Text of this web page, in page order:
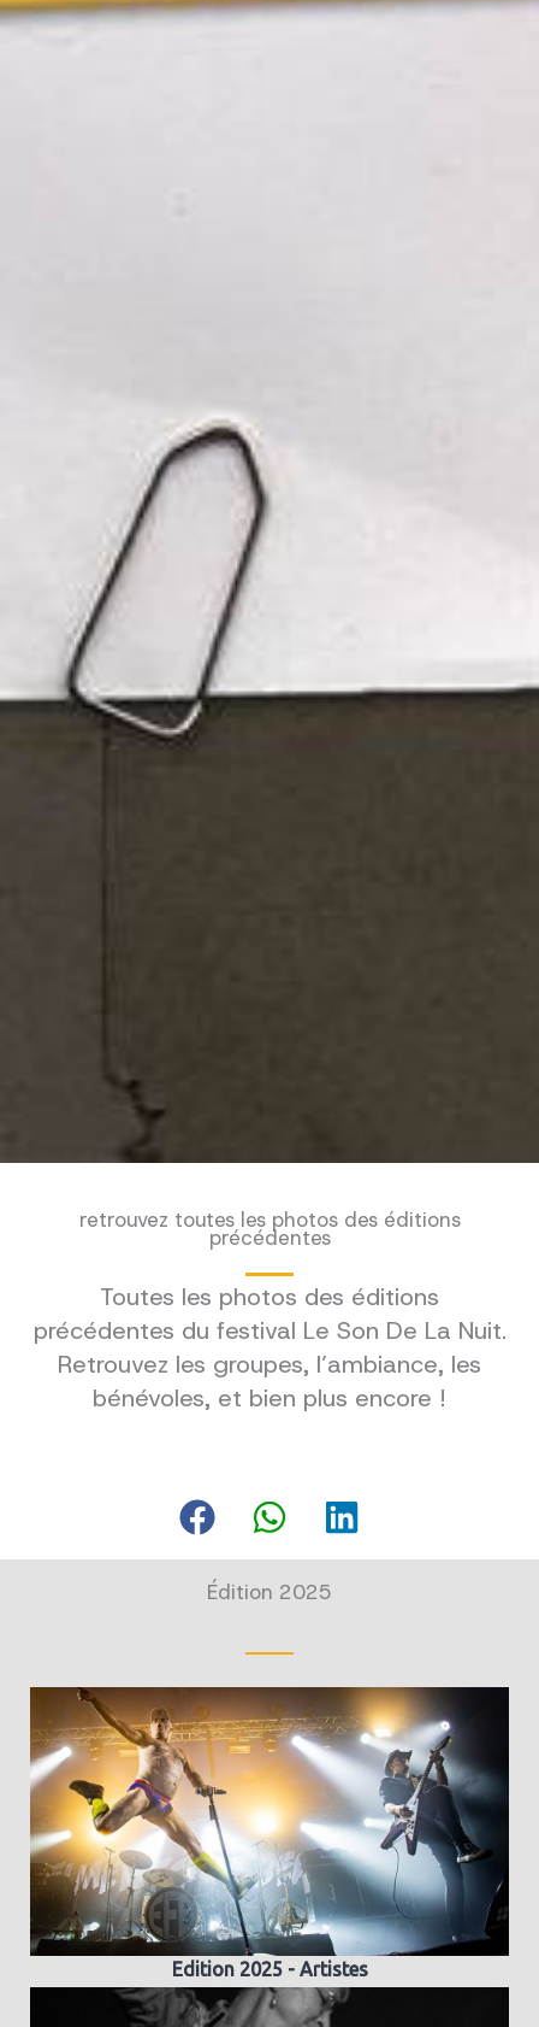
retrouvez toutes les photos des éditions
précédentes
Toutes les photos des éditions
précédentes du festival Le Son De La Nuit.
Retrouvez les groupes, l’ambiance, les
bénévoles, et bien plus encore !
Édition 2025
Edition 2025 - Artistes